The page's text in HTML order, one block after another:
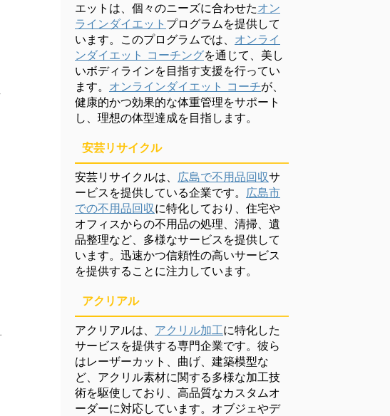
エットは、個々のニーズに合わせたオン
ラインダイエット プログラムを提供して
います。このプログラムでは、 オンライ
ンダイエット コーチングを通じて、美し
いボディラインを目指す支援を行ってい
ます。 オンラインダイエット コーチが、
健康的かつ効果的な体重管理をサポート
し、理想の体型達成を目指します。
安芸リサイクル
安芸リサイクルは、 広島で不用品回収サ
ービスを提供している企業です。 広島市
での不用品回収に特化しており、住宅や
オフィスからの不用品の処理、清掃、遺
品整理など、多様なサービスを提供して
います。迅速かつ信頼性の高いサービス
を提供することに注力しています。
アクリアル
アクリアルは、 アクリル加工に特化した
サービスを提供する専門企業です。彼ら
はレーザーカット、曲げ、建築模型な
ど、アクリル素材に関する多様な加工技
術を駆使しており、高品質なカスタムオ
ーダーに対応しています。オブジェやデ